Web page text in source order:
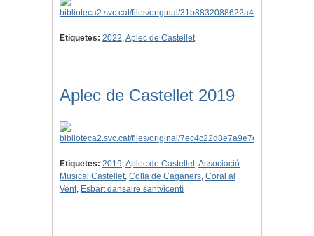
Etiquetes: 2022,Aplec de Castellet
Aplec de Castellet 2019
Etiquetes: 2019,Aplec de Castellet,Associació
Musical Castellet, Colla de Caganers, Coral al
Vent, Esbart dansaire santvicentí